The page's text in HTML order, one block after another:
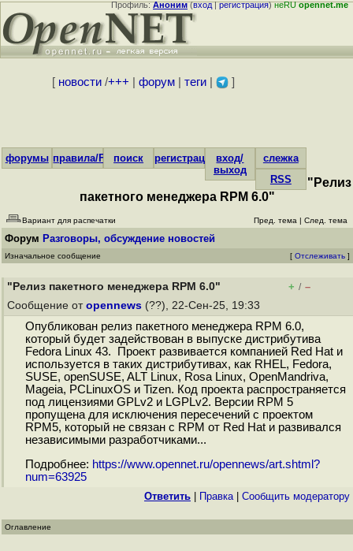
Профиль:Аноним(вход|регистрация)неRUopennet.me
[ новости/+++ форум| теги| ]
форумы правила/FAQпоиск регистрациявход/
выход
слежка
RSS
"Релиз
пакетного менеджера RPM 6.0"
Вариант для распечатки Пред. тема | След. тема
Форум Разговоры, обсуждение новостей
Изначальное сообщение [ Отслеживать ]
"Релиз пакетного менеджера RPM 6.0" + / –
Сообщение от opennews (??), 22-Сен-25, 19:33
Опубликован релиз пакетного менеджера RPM 6.0,
который будет задействован в выпуске дистрибутива
Fedora Linux 43. Проект развивается компанией Red Hat и
используется в таких дистрибутивах, как RHEL, Fedora,
SUSE, openSUSE, ALT Linux, Rosa Linux, OpenMandriva,
Mageia, PCLinuxOS и Tizen. Код проекта распространяется
под лицензиями GPLv2 и LGPLv2. Версии RPM 5
пропущена для исключения пересечений с проектом
RPM5, который не связан с RPM от Red Hat и развивался
независимыми разработчиками...
Подробнее: https://www.opennet.ru/opennews/art.shtml?
num=63925
Ответить Правка| Cообщить модератору
Оглавление